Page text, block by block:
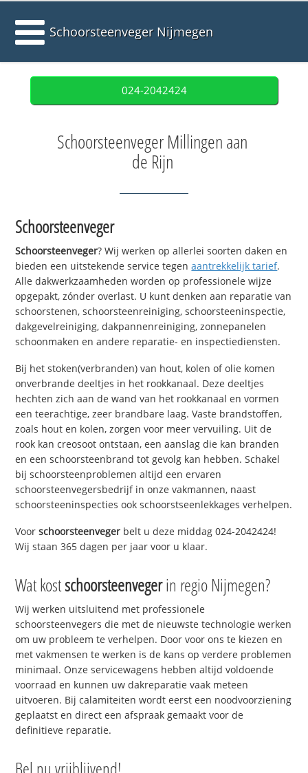
Schoorsteenveger Nijmegen
024-2042424
Schoorsteenveger Millingen aan
de Rijn
Schoorsteenveger
Schoorsteenveger? Wij werken op allerlei soorten daken en
bieden een uitstekende service tegenaantrekkelijk tarief.
Alle dakwerkzaamheden worden op professionele wijze
opgepakt, zónder overlast. U kunt denken aan reparatie van
schoorstenen, schoorsteenreiniging, schoorsteeninspectie,
dakgevelreiniging, dakpannenreiniging, zonnepanelen
schoonmaken en andere reparatie- en inspectiediensten.
Bij het stoken(verbranden) van hout, kolen of olie komen
onverbrande deeltjes in het rookkanaal. Deze deeltjes
hechten zich aan de wand van het rookkanaal en vormen
een teerachtige, zeer brandbare laag. Vaste brandstoffen,
zoals hout en kolen, zorgen voor meer vervuiling. Uit de
rook kan creosoot ontstaan, een aanslag die kan branden
en een schoorsteenbrand tot gevolg kan hebben. Schakel
bij schoorsteenproblemen altijd een ervaren
schoorsteenvegersbedrijf in onze vakmannen, naast
schoorsteeninspecties ook schoorstseenlekkages verhelpen.
Voorschoorsteenveger belt u deze middag 024-2042424!
Wij staan 365 dagen per jaar voor u klaar.
Wat kostschoorsteenvegerin regio Nijmegen?
Wij werken uitsluitend met professionele
schoorsteenvegers die met de nieuwste technologie werken
om uw probleem te verhelpen. Door voor ons te kiezen en
met vakmensen te werken is de kans op verdere problemen
minimaal. Onze servicewagens hebben altijd voldoende
voorraad en kunnen uw dakreparatie vaak meteen
uitvoeren. Bij calamiteiten wordt eerst een noodvoorziening
geplaatst en direct een afspraak gemaakt voor de
definitieve reparatie.
Bel nu vrijblijvend!